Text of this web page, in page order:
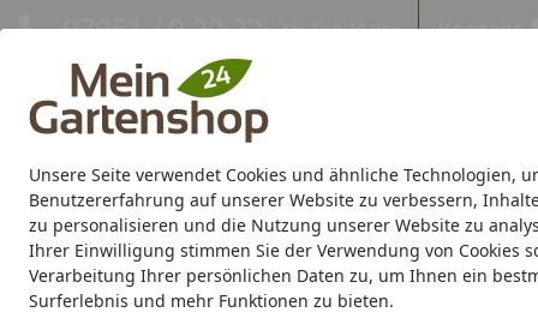
Unsere Seite verwendet Cookies und ähnliche Technologien,
Benutzererfahrung auf unserer Website zu verbessern,
zu personalisieren und die Nutzung unserer Website zu
Ihrer Einwilligung stimmen Sie der Verwendung von Cookies
Verarbeitung Ihrer persönlichen Daten zu, um Ihnen ein
Surferlebnis und mehr Funktionen zu bieten.
Eigene Montage-Teams
07051 / 9 22 22 Mo-Fr. 8-16 Uhr Kontakt
Gartenhaus Gerätehaus Gewächshaus Carport/
Marken Sale %